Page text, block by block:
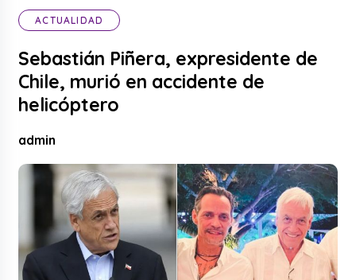
ACTUALIDAD
Sebastián Piñera, expresidente de
Chile, murió en accidente de
helicóptero
admin